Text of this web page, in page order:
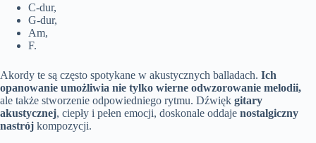
C-dur,
G-dur,
Am,
F.
Akordy te są często spotykane w akustycznych balladach. Ich
opanowanie umożliwia nie tylko wierne odwzorowanie melodii,
ale także stworzenie odpowiedniego rytmu. Dźwięk gitary
akustycznej, ciepły i pełen emocji, doskonale oddaje nostalgiczny
nastrój kompozycji.